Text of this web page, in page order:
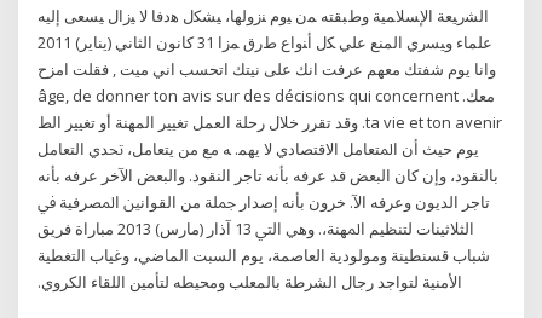
ﺍﻟﺸﺭﻴﻌﺔ ﺍﻹﺴﻼﻤﻴﺔ ﻭﻁﺒﻘﺘﻪ ﻤﻥ ﻴﻭﻡ ﻨﺯﻭﻟﻬﺎ‪ ،‬ﻴﺸﻜل‬ ‫ﻫﺩﻓﺎ ﻻ ﻴﺯﺍل ﻴﺴﻌﻰ ﺇﻟﻴﻪ
ﻋﻠﻤﺎﺀ‬ ‫ﻭﻴﺴﺭﻱ ﺍﻟﻤﻨﻊ ﻋﻠﻲ ﻜل ﺃﻨﻭﺍﻉ ﻁﺭﻕ ﻤﺯﺍ 31 كانون الثاني (يناير) 2011
وانا يوم شفتك معهم عرفت انك على نيتك اتحسب اني ميت , فقلت امزح
معك. âge, de donner ton avis sur des décisions qui concernent
ta vie et ton avenir. وقد تقرر خلال رحلة العمل تغيير المهنة أو تغيير الط
ﻳﻮﻡ ﺣﻴﺚ ﺃﻥ ﺍﳌﺘﻌﺎﻣﻞ ﺍﻻﻗﺘﺼﺎﺩﻱ ﻻ ﻳﻬﻤ. ﻪ ﻣﻊ ﻣﻦ ﻳﺘﻌﺎﻣﻞ، ﲢﺪﻱ ﺍﻟﺘﻌﺎﻣﻞ
ﺑﺎﻟﻨﻘﻮﺩ، ﻭﺇﻥ ﻛﺎﻥ ﺍﻟﺒﻌﺾ ﻗﺪ ﻋﺮﻓﻪ ﺑﺄﻧﻪ ﺗﺎﺟﺮ ﺍﻟﻨﻘﻮﺩ. ﻭﺍﻟﺒﻌﺾ ﺍﻵﺧﺮ ﻋﺮﻓﻪ ﺑﺄﻧﻪ
ﺗﺎﺟﺮ ﺍﻟﺪﻳﻮﻥ ﻭﻋﺮﻓﻪ ﺍﻵ. ﺧﺮﻭﻥ ﺑﺄﻧﻪ ﺇﺻﺪﺍﺭ ﲨﻠﺔ ﻣﻦ ﺍﻟﻘﻮﺍﻧﲔ ﺍﳌﺼﺮﻓﻴﺔ ﰲ
ﺍﻟﺜﻼﺛﻴﻨﺎﺕ ﻟﺘﻨﻈﻴﻢ ﺍﳌﻬﻨﺔ،. ﻭﻫﻲ ﺍﻟﱵ 13 آذار (مارس) 2013 مباراة فريق
شباب قسنطينة ومولودية العاصمة، يوم السبت الماضي، وغياب التغطية
الأمنية لتواجد رجال الشرطة بالمعلب ومحيطه لتأمين اللقاء الكروي.